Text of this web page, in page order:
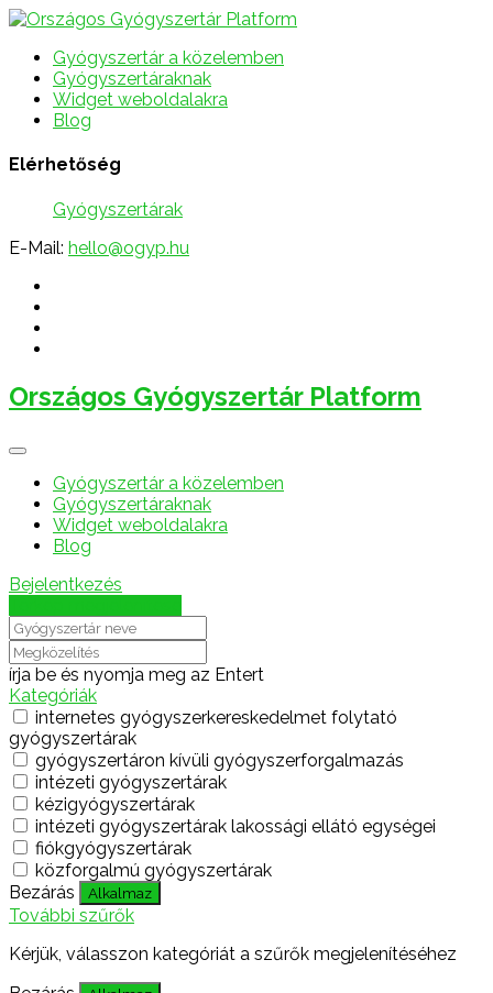
Gyógyszertár a közelemben
Gyógyszertáraknak
Widget weboldalakra
Blog
Elérhetőség
Gyógyszertárak
E-Mail: hello@ogyp.hu
Országos Gyógyszertár Platform
Gyógyszertár a közelemben
Gyógyszertáraknak
Widget weboldalakra
Blog
Bejelentkezés
írja be és nyomja meg az Entert
Kategóriák
internetes gyógyszerkereskedelmet folytató
gyógyszertárak
gyógyszertáron kívüli gyógyszerforgalmazás
intézeti gyógyszertárak
kézigyógyszertárak
intézeti gyógyszertárak lakossági ellátó egységei
fiókgyógyszertárak
közforgalmú gyógyszertárak
Bezárás
Alkalmaz
További szűrők
Kérjük, válasszon kategóriát a szűrők megjelenítéséhez